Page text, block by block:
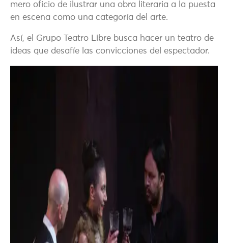
mero oficio de ilustrar una obra literaria a la puesta
en escena como una categoría del arte.
Así, el Grupo Teatro Libre busca hacer un teatro de
ideas que desafíe las convicciones del espectador.